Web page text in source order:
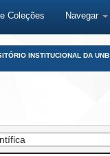
Coleções Navegar
INSTITUCIONAL DA UNB